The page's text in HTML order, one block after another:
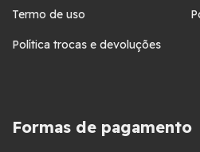
Termo de uso
Política trocas e devoluções
Formas de pagamento